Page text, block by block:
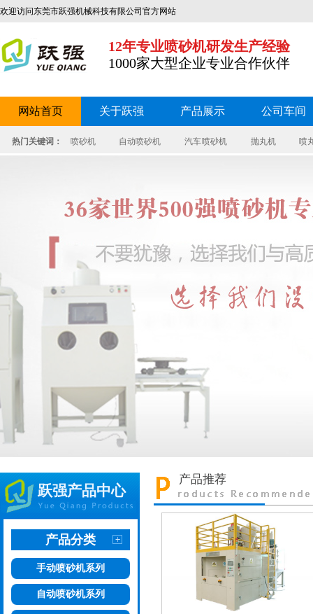
欢迎访问东莞市跃强机械科技有限公司官方网站
12年专业喷砂机研发生产经验
1000家大型企业专业合作伙伴
网站首页 关于跃强 产品展示 公司车间
热门关键词： 喷砂机 自动喷砂机 汽车 喷砂机 抛丸机 喷
跃强产品中心
产品分类
手动喷砂机系列
自动喷砂机系列
产品推荐